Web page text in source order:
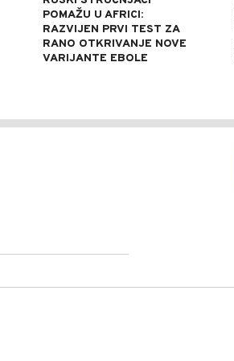
POMAŽU U AFRICI:
RAZVIJEN PRVI TEST ZA
RANO OTKRIVANJE NOVE
VARIJANTE EBOLE